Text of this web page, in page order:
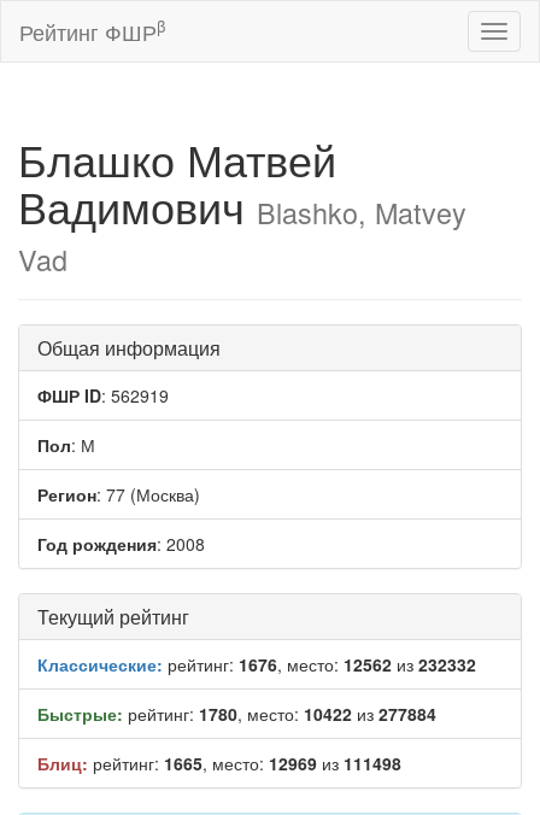
Рейтинг ФШРβ
Блашко Матвей
Вадимович Blashko, Matvey
Vad
Общая информация
ФШР ID: 562919
Пол: М
Регион: 77 (Москва)
Год рождения: 2008
Текущий рейтинг
Классические: рейтинг: 1676, место: 12562 из 232332
Быстрые: рейтинг: 1780, место: 10422 из 277884
Блиц: рейтинг: 1665, место: 12969 из 111498